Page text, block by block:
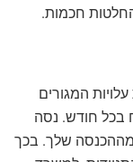
חכמות.
המגורים
בכל חודש. נסה
לשמור על כך שהשכירות לא תעלה על 30% מההכנסה שלך. בכך